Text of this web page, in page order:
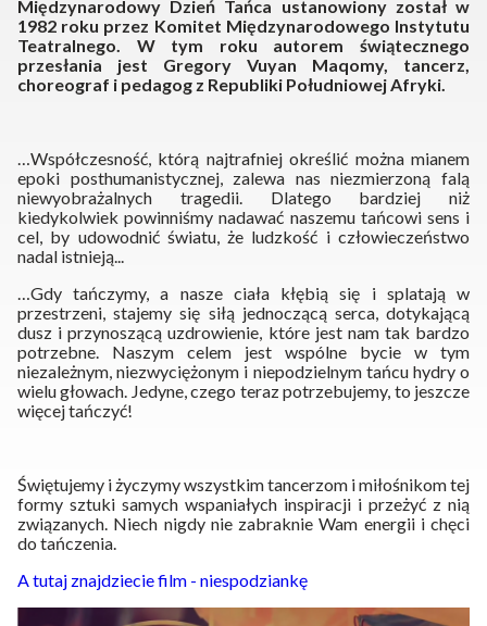
Międzynarodowy Dzień Tańca ustanowiony został w
1982 roku przez Komitet Międzynarodowego Instytutu
Teatralnego. W tym roku autorem świątecznego
przesłania jest Gregory Vuyan Maqomy, tancerz,
choreograf i pedagog z Republiki Południowej Afryki.
…Współczesność, którą najtrafniej określić można mianem
epoki posthumanistycznej, zalewa nas niezmierzoną falą
niewyobrażalnych tragedii. Dlatego bardziej niż
kiedykolwiek powinniśmy nadawać naszemu tańcowi sens i
cel, by udowodnić światu, że ludzkość i człowieczeństwo
nadal istnieją...
…Gdy tańczymy, a nasze ciała kłębią się i splatają w
przestrzeni, stajemy się siłą jednoczącą serca, dotykającą
dusz i przynoszącą uzdrowienie, które jest nam tak bardzo
potrzebne. Naszym celem jest wspólne bycie w tym
niezależnym, niezwyciężonym i niepodzielnym tańcu hydry o
wielu głowach. Jedyne, czego teraz potrzebujemy, to jeszcze
więcej tańczyć!
Świętujemy i życzymy wszystkim tancerzom i miłośnikom tej
formy sztuki samych wspaniałych inspiracji i przeżyć z nią
związanych. Niech nigdy nie zabraknie Wam energii i chęci
do tańczenia.
A tutaj znajdziecie film - niespodziankę